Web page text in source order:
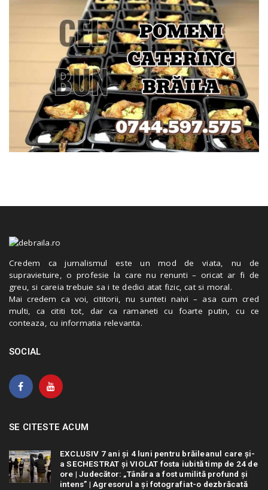
Credem ca jurnalismul este un mod de viata, nu de
supravietuire, o profesie la care nu renunti – oricat ar fi de
greu, si careia trebuie sa i te dedici atat fizic, cat si moral.
Mai credem ca voi, cititorii, nu sunteti naivi – asa cum cred
multi, ca cititi tot, dar ca ramaneti cu foarte putin, cu ce
conteaza, cu informatia relevanta.
SOCIAL
SE CITESTE ACUM
EXCLUSIV 7 ani și 4 luni pentru brăileanul care și-
a SECHESTRAT și VIOLAT fosta iubită timp de 24 de
ore | Judecător: „Tânăra a fost umilită profund și
intens” | Agresorul a și fotografiat-o dezbrăcată